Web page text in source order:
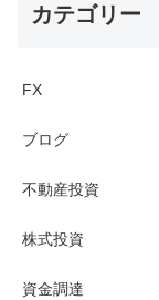
カテゴリー
FX
ブログ
不動産投資
株式投資
資金調達